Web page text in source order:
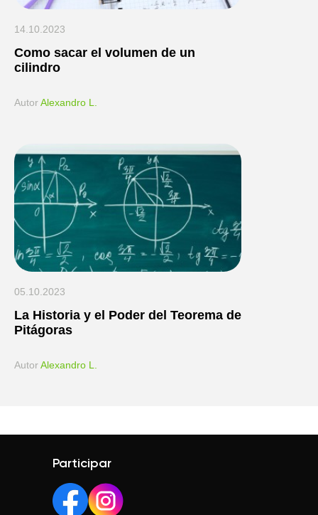
14.10.2023
Como sacar el volumen de un
cilindro
АutorAlexandro L.
05.10.2023
La Historia y el Poder del Teorema de
Pitágoras
АutorAlexandro L.
Participar